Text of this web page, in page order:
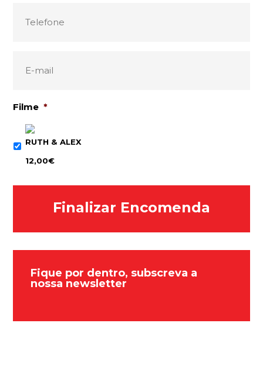
Filme *
RUTH & ALEX
12,00€
Fique por dentro, subscreva a
nossa newsletter